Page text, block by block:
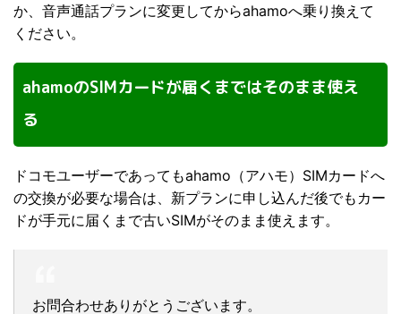
か、音声通話プランに変更してからahamoへ乗り換えて
ください。
ahamoのSIMカードが届くまではそのまま使え
る
ドコモユーザーであってもahamo（アハモ）SIMカードへ
の交換が必要な場合は、新プランに申し込んだ後でもカー
ドが手元に届くまで古いSIMがそのまま使えます。
お問合わせありがとうございます。